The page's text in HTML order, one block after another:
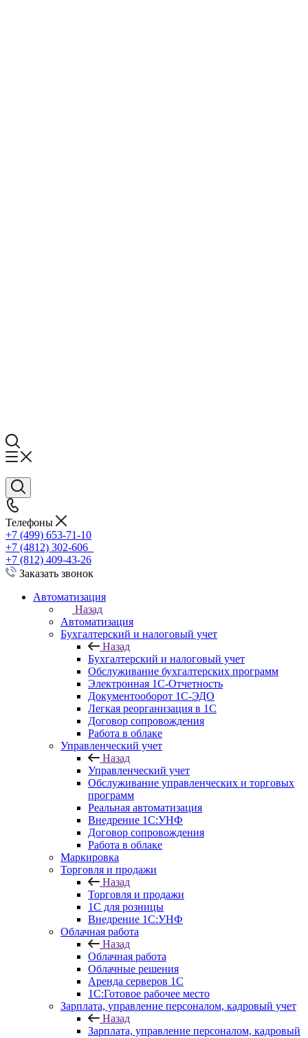
Телефоны
+7 (499) 653-71-10
+7 (4812) 302-606
+7 (812) 409-43-26
Заказать звонок
Автоматизация
Назад
Автоматизация
Бухгалтерский и налоговый учет
Назад
Бухгалтерский и налоговый учет
Обслуживание бухгалтерских программ
Электронная 1С-Отчетность
Документооборот 1С-ЭДО
Легкая реорганизация в 1С
Договор сопровождения
Работа в облаке
Управленческий учет
Назад
Управленческий учет
Обслуживание управленческих и торговых
программ
Реальная автоматизация
Внедрение 1С:УНФ
Договор сопровождения
Работа в облаке
Маркировка
Торговля и продажи
Назад
Торговля и продажи
1С для розницы
Внедрение 1С:УНФ
Облачная работа
Назад
Облачная работа
Облачные решения
Аренда серверов 1С
1C:Готовое рабочее место
Зарплата, управление персоналом, кадровый учет
Назад
Зарплата, управление персоналом, кадровый